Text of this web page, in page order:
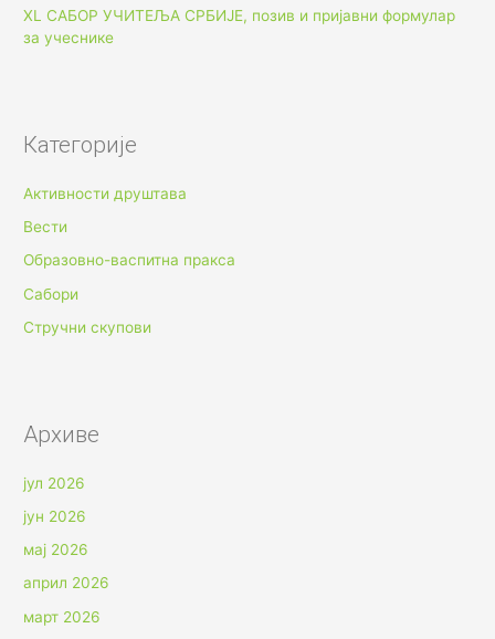
XL САБОР УЧИТЕЉА СРБИЈЕ, позив и пријавни формулар
за учеснике
Категорије
Активности друштава
Вести
Образовно-васпитна пракса
Сабори
Стручни скупови
Архиве
јул 2026
јун 2026
мај 2026
април 2026
март 2026